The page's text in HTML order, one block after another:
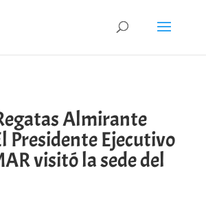
Almirante
Presidente Ejecutivo
visitó la sede del